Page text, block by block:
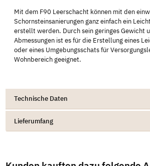
Mit dem F90 Leerschacht können mit den
Schornsteinsanierungen ganz einfach ein
erstellt werden. Durch sein geringes Gewicht
Abmessungen ist es für die Erstellung eines
oder eines Umgebungsschats für
Wohnbereich geeignet.
Technische Daten
Lieferumfang